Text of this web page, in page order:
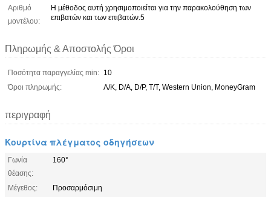
Αριθμό
μοντέλου:
Η μέθοδος αυτή χρησιμοποιείται για την παρακολούθηση των
επιβατών και των επιβατών.5
Πληρωμής & Αποστολής Όροι
Ποσότητα παραγγελίας min: 10
Όροι πληρωμής:
Λ/Κ, D/A, D/P, T/T, Western Union, MoneyGram
περιγραφή
Κουρτίνα πλέγματος οδηγήσεων
Γωνία
θέασης:
160°
Μέγεθος:
Προσαρμόσιμη